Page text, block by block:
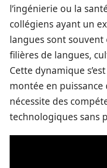
l’ingénierie ou la
collégiens ayant un
langues sont
filières de langues,
Cette dynamique
montée en
nécessite des
technologiques sans